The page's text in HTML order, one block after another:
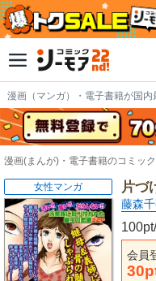
漫画（マンガ）・電子書籍が国内
漫画(まんが)・電子書籍のコミッ
片づ
藤森
会員
女性マンガ